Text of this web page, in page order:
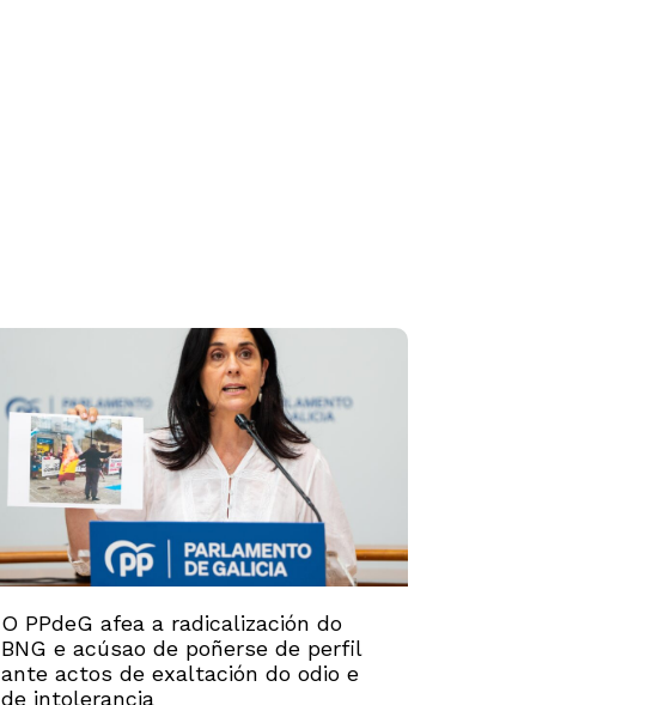
O PPdeG afea a radicalización do
BNG e acúsao de poñerse de perfil
ante actos de exaltación do odio e
de intolerancia